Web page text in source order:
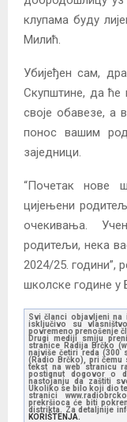
клупама буду
Милић.
Убијеђен сам,
Скупштине, да ће
своје обавезе, а
понос вашим
заједници.
“Почетак нове
цијењени
очекивања.
родитељи, нека
2024/25. години”,
школске године у
Svi članci objavljeni na
isključivo su
povremeno prenošenje
Drugi mediji smiju
stranice Radija Brčko
najviše četiri reda (300
(Radio Brčko), pri
tekst na web stranicu
postignut dogovor o
nastojanju da zaštiti
Ukoliko se bilo koji dio
stranici
prekršioca će biti
distrikta. Za detaljnije
KORIŠTENJA.